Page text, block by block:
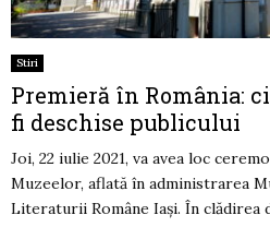
Stiri
Premieră în România:
fi deschise publicului
Joi, 22 iulie 2021, va avea loc
Muzeelor, aflată în administrarea
Literaturii Române Iași. În clădirea